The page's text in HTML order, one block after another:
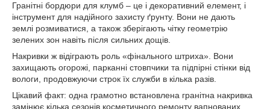
Гранітні бордюри для клумб – це і декоративний елемент, і
інструмент для надійного захисту ґрунту. Вони не дають
землі розмиватися, а також зберігають чітку геометрію
зелених зон навіть після сильних дощів.
Накривки ж відіграють роль «фінального штриха». Вони
захищають огорожі, парканні стовпчики та підпірні стінки від
вологи, продовжуючи строк їх служби в кілька разів.
Цікавий факт: одна грамотно встановлена гранітна накривка
замінює кілька сезонів косметичного ремонту вапнованих